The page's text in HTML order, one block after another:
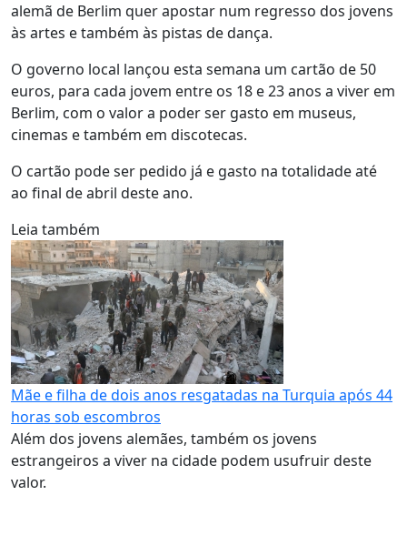
alemã de Berlim quer apostar num regresso dos jovens
às artes e também às pistas de dança.
O governo local lançou esta semana um cartão de 50
euros, para cada jovem entre os 18 e 23 anos a viver em
Berlim, com o valor a poder ser gasto em museus,
cinemas e também em discotecas.
O cartão pode ser pedido já e gasto na totalidade até
ao final de abril deste ano.
Leia também
Mãe e filha de dois anos resgatadas na Turquia após 44
horas sob escombros
Além dos jovens alemães, também os jovens
estrangeiros a viver na cidade podem usufruir deste
valor.